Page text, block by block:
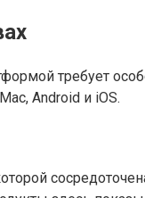
требует
Android и iOS.